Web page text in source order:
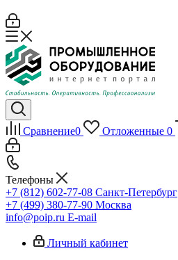
Сравнение0 Отложенные 0
Телефоны
+7 (812) 602-77-08 Санкт-Петербург
+7 (499) 380-77-90 Москва
info@poip.ru E-mail
Личный кабинет